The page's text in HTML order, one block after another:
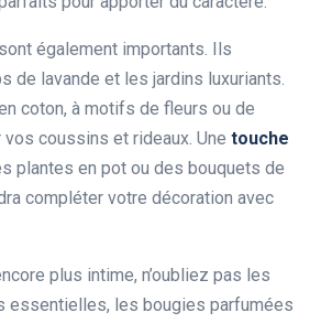
sont également importants. Ils
de lavande et les jardins luxuriants.
coton, à motifs de fleurs ou de
coussins et rideaux. Une touche
plantes en pot ou des bouquets de
compléter votre décoration avec
plus intime, n’oubliez pas les
essentielles, les bougies parfumées